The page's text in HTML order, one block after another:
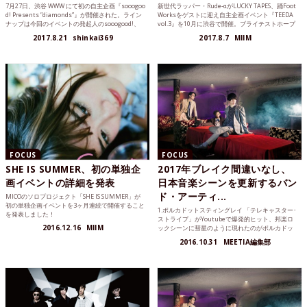
7月27日、渋谷 WWW にて初の自主企画『sooogoo
d! Presents ”diamonds”』が開催された。ライン
ナップは今回のイベントの発起人のsooogood!、
徴するような豪華3組のライブレポートをお届けす
2017.8.21 shinkai369
新世代ラッパー・Rude-αがLUCKY TAPES、踊Foot
Worksをゲストに迎え自主企画イベント『TEEDA
vol.3』を10月に渋谷で開催。ブライテストホープ
2017.8.7 MIIM
FOCUS
SHE IS SUMMER、初の単独企
画イベントの詳細を発表
MICOのソロプロジェクト「SHE IS SUMMER」が
初の単独企画イベントを3ヶ月連続で開催すること
を発表しました！
2016.12.16 MIIM
FOCUS
2017年ブレイク間違いなし、
日本音楽シーンを更新するバン
ド・アーティ...
1.ポルカドットスティングレイ 「テレキャスター･
ストライプ」がYoutubeで爆発的ヒット、邦楽ロ
ックシーンに彗星のように現れたのがポルカドッ
2016.10.31 MEETIA編集部